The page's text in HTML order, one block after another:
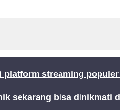
platform streaming
sekarang bisa dinikmati